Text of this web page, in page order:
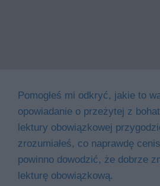
Pomogłeś mi odkryć, jakie to
opowiadanie o przeżytej z
lektury obowiązkowej
zrozumiałeś, co naprawdę
powinno dowodzić, że dobrze
lekturę obowiązkową.